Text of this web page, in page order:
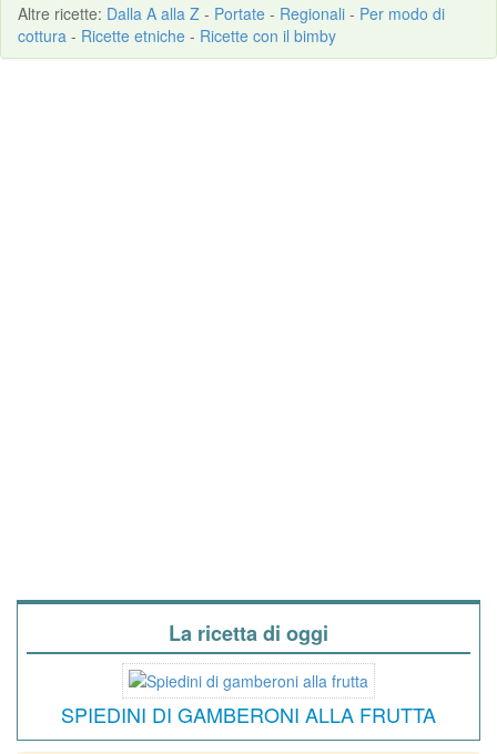
Altre ricette: Dalla A alla Z - Portate - Regionali - Per modo di
cottura - Ricette etniche - Ricette con il bimby
La ricetta di oggi
SPIEDINI DI GAMBERONI ALLA FRUTTA